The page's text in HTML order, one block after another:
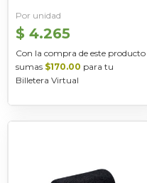
Por unidad
$ 4.265
Con la compra de este producto
sumas $170.00 para tu
Billetera Virtual